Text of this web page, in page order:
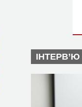
ІНТЕРВ’Ю